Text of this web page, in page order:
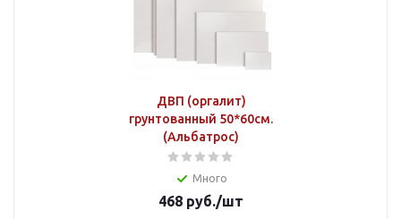
ДВП (оргалит)
грунтованный 50*60см.
(Альбатрос)
Много
468 руб./шт